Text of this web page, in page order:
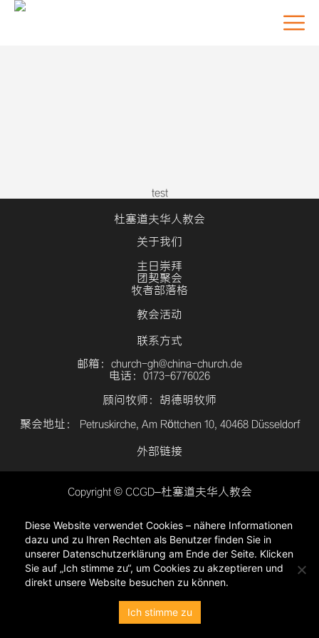
test
杜塞道夫华人教会
关于我们
主日崇拜
团契聚会
牧者部落格
教会活动
联系方式
邮箱：church-gh@china-church.de
电话：0173-6776026
顾问牧师：胡德明牧师
聚会地址： Petruskirche, Am Röttchen 10, 40468 Düsseldorf
外部链接
Copyright © CCGD–杜塞道夫华人教会
隐私政策
Diese Website verwendet Cookies – nähere Informationen
dazu und zu Ihren Rechten als Benutzer finden Sie in
unserer Datenschutzerklärung am Ende der Seite. Klicken
Sie auf „Ich stimme zu“, um Cookies zu akzeptieren und
direkt unsere Website besuchen zu können.
Ich stimme zu